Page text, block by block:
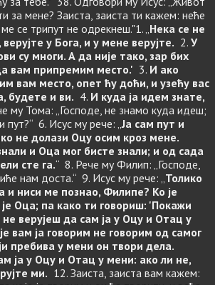
за мене? Заиста, заиста ти кажем: неће
се трипут не одрекнеш."1. „Нека се не
у Бога, и у мене верујте. 2. У
су многи. А да није тако, зар бих
вам припремим место.' 3. И ако
вам место, опет ћу доћи, и узећу вас
будете и ви. 4. И куда ја идем знате,
му Тома: „Господе, не знамо куда идеш;
6. Исус му рече: „Ја сам пут и
не долази Оцу осим кроз мене.
и Оца мог бисте знали; и од сада
сте га.“ 8. Рече му Филип: „Господе,
нам доста.“ 9. Исус му рече: „Толико
и ниси ме познао, Филипе? Ко је
Оца; па како ти говориш: 'Покажи
не верујеш да сам ја у Оцу и Отац у
вам ја говорим не говорим од самог
пребива у мени он твори дела.
ја у Оцу и Отац у мени: ако ли не,
ми. 12. Заиста, заиста вам кажем: